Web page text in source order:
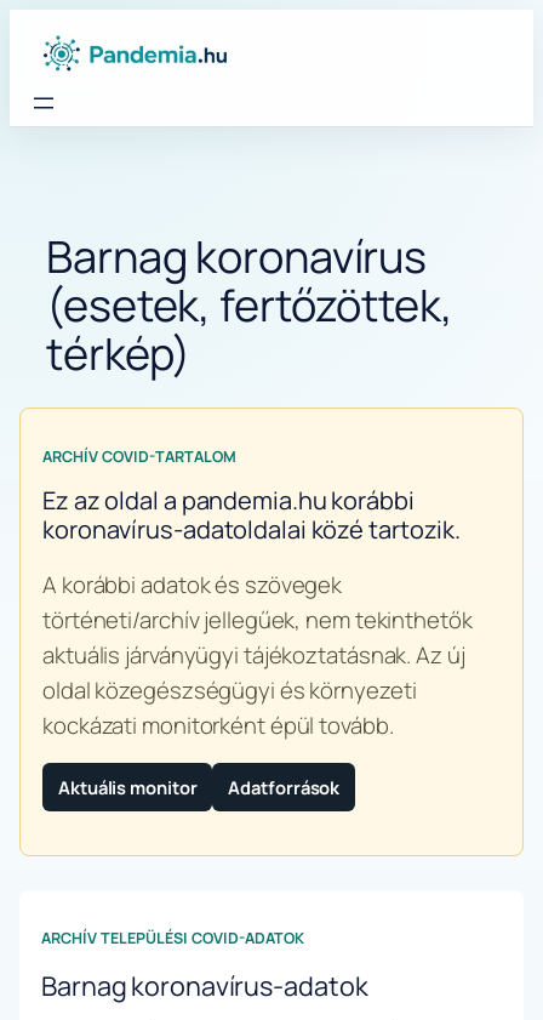
Barnag koronavírus
(esetek, fertőzöttek,
térkép)
ARCHÍV COVID-TARTALOM
Ez az oldal a pandemia.hu korábbi
koronavírus-adatoldalai közé tartozik.
A korábbi adatok és szövegek
történeti/archív jellegűek, nem tekinthetők
aktuális járványügyi tájékoztatásnak. Az új
oldal közegészségügyi és környezeti
kockázati monitorként épül tovább.
Aktuális monitor Adatforrások
ARCHÍV TELEPÜLÉSI COVID-ADATOK
Barnag koronavírus-adatok